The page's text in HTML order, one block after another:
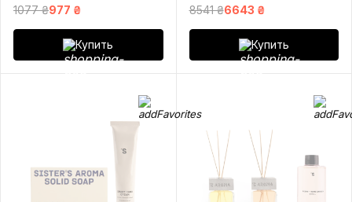
1077 ₴977 ₴
Купить
8541 ₴6643 ₴
Купить